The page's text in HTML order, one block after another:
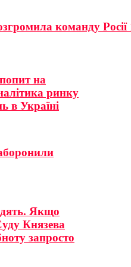
команду Росії
на
ринку
в Україні
Якщо
Князева
запросто